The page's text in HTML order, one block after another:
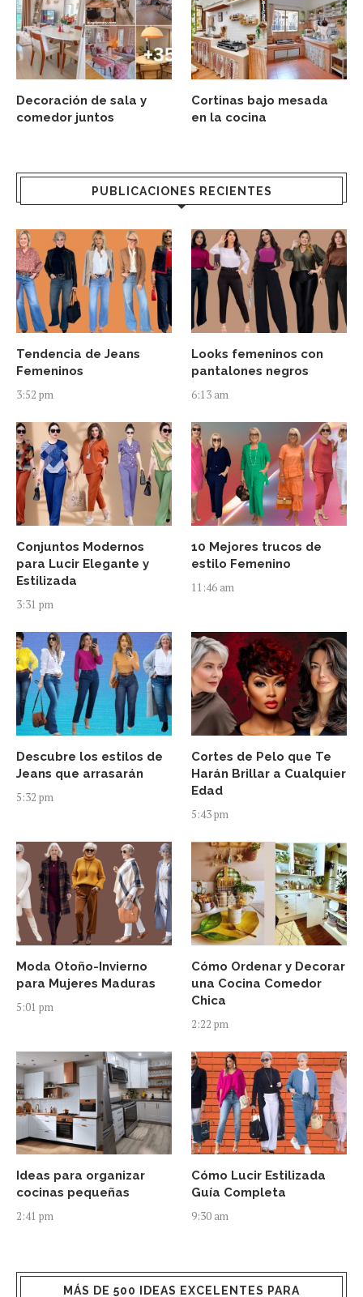
Decoración de sala y
comedor juntos
Cortinas bajo mesada
en la cocina
PUBLICACIONES RECIENTES
Tendencia de Jeans
Femeninos
3:52 pm
Looks femeninos con
pantalones negros
6:13 am
Conjuntos Modernos
para Lucir Elegante y
Estilizada
3:31 pm
10 Mejores trucos de
estilo Femenino
11:46 am
Descubre los estilos de
Jeans que arrasarán
5:32 pm
Cortes de Pelo que Te
Harán Brillar a Cualquier
Edad
5:43 pm
Moda Otoño-Invierno
para Mujeres Maduras
5:01 pm
Cómo Ordenar y Decorar
una Cocina Comedor
Chica
2:22 pm
Ideas para organizar
cocinas pequeñas
2:41 pm
Cómo Lucir Estilizada
Guía Completa
9:30 am
MÁS DE 500 IDEAS EXCELENTES PARA